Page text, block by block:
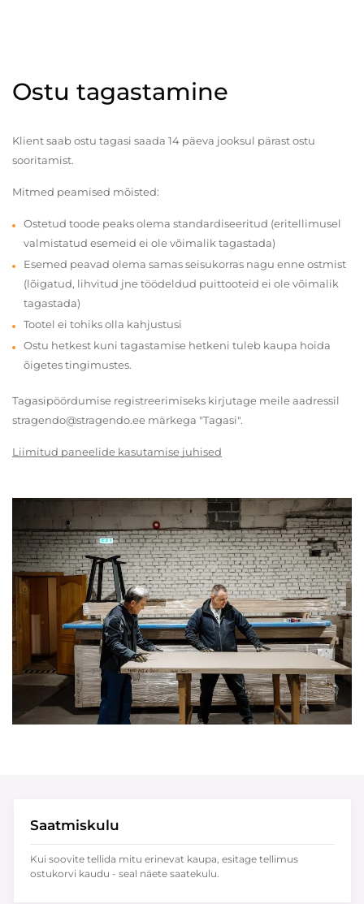
Ostu tagastamine
Klient saab ostu tagasi saada 14 päeva jooksul pärast ostu
sooritamist.
Mitmed peamised mõisted:
Ostetud toode peaks olema standardiseeritud (eritellimusel
valmistatud esemeid ei ole võimalik tagastada)
Esemed peavad olema samas seisukorras nagu enne ostmist
(lõigatud, lihvitud jne töödeldud puittooteid ei ole võimalik
tagastada)
Tootel ei tohiks olla kahjustusi
Ostu hetkest kuni tagastamise hetkeni tuleb kaupa hoida
õigetes tingimustes.
Tagasipöördumise registreerimiseks kirjutage meile aadressil
stragendo@stragendo.ee märkega "Tagasi".
Liimitud paneelide kasutamise juhised
Saatmiskulu
Kui soovite tellida mitu erinevat kaupa, esitage tellimus
ostukorvi kaudu - seal näete saatekulu.